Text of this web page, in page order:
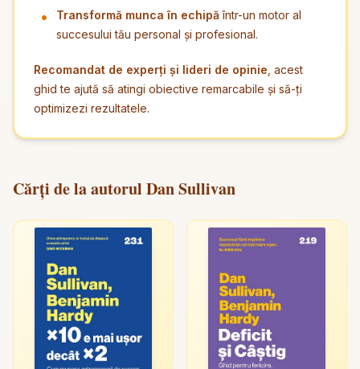
Transformă munca în echipă într-un motor al
succesului tău personal și profesional.
Recomandat de experți și lideri de opinie , acest
ghid te ajută să atingi obiective remarcabile și să-ți
optimizezi rezultatele.
Cărți de la autorul Dan Sullivan